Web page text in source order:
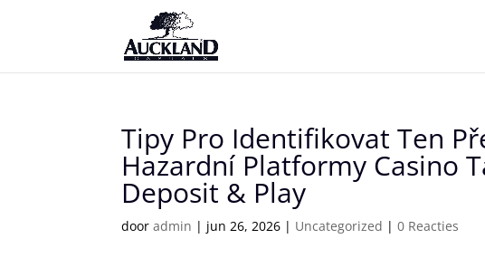
Tipy Pro Identifikovat Ten
Hazardní Platformy Casino
Deposit & Play
dooradmin | jun 26, 2026 | Uncategorized |0 Reacties